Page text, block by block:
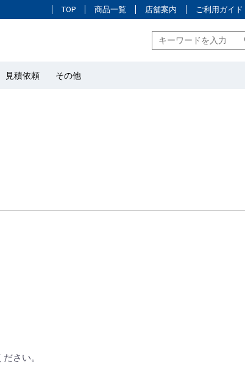
TOP 商品一覧 店舗案内 ご利用ガイド
見積依頼 その他
さい。